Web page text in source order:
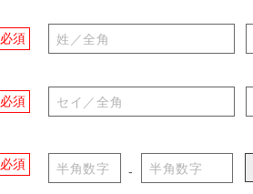
必須
必須
必須 -